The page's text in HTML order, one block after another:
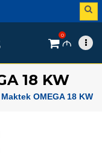
0
M
18 KW
Maktek OMEGA 18 KW